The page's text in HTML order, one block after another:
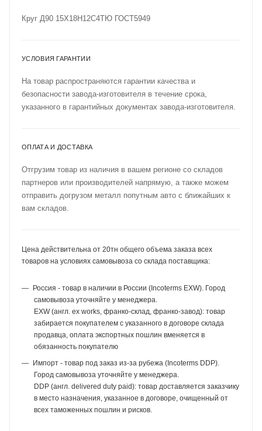
Круг Д90 15Х18Н12С4ТЮ ГОСТ5949
УСЛОВИЯ ГАРАНТИИ
На товар распространяются гарантии качества и
безопасности завода-изготовителя в течение срока,
указанного в гарантийных документах завода-изготовителя.
ОПЛАТА И ДОСТАВКА
Отгрузим товар из наличия в вашем регионе со складов
партнеров или производителей напрямую, а также можем
отправить догрузом металл попутным авто с ближайших к
вам складов.
Цена действительна от 20тн общего объема заказа всех
товаров на условиях самовывоза со склада поставщика:
Россия - товар в наличии в России (Incoterms EXW). Город
самовывоза уточняйте у менеджера.
EXW (англ. ex works, франко-склад, франко-завод): товар
забирается покупателем с указанного в договоре склада
продавца, оплата экспортных пошлин вменяется в
обязанность покупателю
Импорт - товар под заказ из-за рубежа (Incoterms DDP).
Город самовывоза уточняйте у менеджера.
DDP (англ. delivered duty paid): товар доставляется заказчику
в место назначения, указанное в договоре, очищенный от
всех таможенных пошлин и рисков.